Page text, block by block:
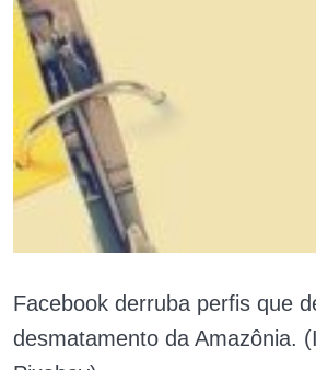
Facebook derruba perfis que
desmatamento da Amazônia.